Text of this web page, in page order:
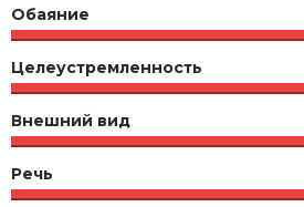
Обаяние
Целеустремленность
Внешний вид
Речь